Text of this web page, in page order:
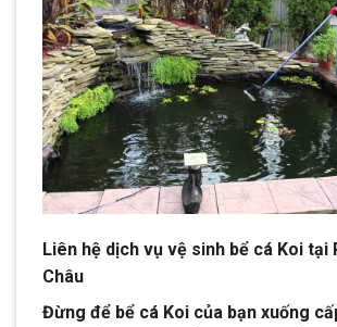
Liên hệ dịch vụ vệ sinh bể cá Koi tại
Châu
Đừng để bể cá Koi của bạn xuống